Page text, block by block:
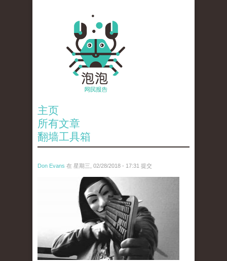
主页
所有文章
翻墙工具箱
Don Evans 在 星期三, 02/28/2018 - 17:31 提交
wechatimg1919.jpeg